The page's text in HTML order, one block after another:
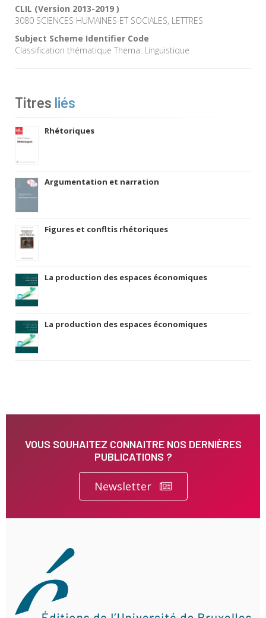
CLIL (Version 2013-2019 )
3080 SCIENCES HUMAINES ET SOCIALES, LETTRES
Subject Scheme Identifier Code
Classification thématique Thema: Linguistique
Titres liés
Rhétoriques
Argumentation et narration
Figures et confltis rhétoriques
La production des espaces économiques
La production des espaces économiques
VOUS SOUHAITEZ CONNAITRE NOS DERNIÈRES
PUBLICATIONS ?
Newsletter